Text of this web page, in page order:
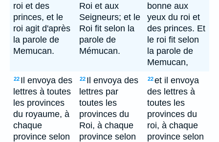
roi et des
princes, et le
roi agit d'après
la parole de
Memucan.
Roi et aux
Seigneurs; et le
Roi fit selon la
parole de
Mémucan.
bonne aux
yeux du roi et
des princes. Et
le roi fit selon
la parole de
Memucan,
22 Il envoya des
lettres à toutes
les provinces
du royaume, à
chaque
province selon
22 Il envoya des
lettres par
toutes les
provinces du
Roi, à chaque
province selon
22et il envoya
des lettres à
toutes les
provinces du
roi, à chaque
province selon